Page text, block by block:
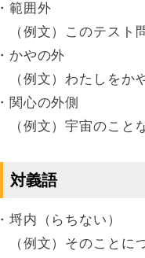
・範囲外
（例文）このテスト
・かやの外
（例文）わたしをか
・関心の外側
（例文）宇宙のこと
対義語
・埒内（らちない）
（例文）そのことに